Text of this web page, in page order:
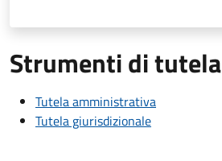
Strumenti di tutela
Tutela amministrativa
Tutela giurisdizionale